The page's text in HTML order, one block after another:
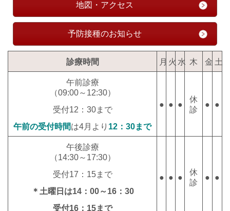
地図・アクセス
予防接種のお知らせ
診療時間 月 火 水 木 金 土
午前診療
（09:00～12:30）
受付12：30まで
午前の受付時間は4月より 12：30まで
● ● ●
休
診
● ●
午後診療
（14:30～17:30）
受付17：15まで
＊土曜日は14：00～16：30
受付16：15まで
● ● ●
休
診
● ●